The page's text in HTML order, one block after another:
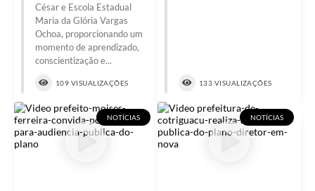
Telefones Úteis
Enquete
Agenda
César e Escola Estadual
Maria da Glória Vargas
Ochoa, proporcionando um
momento de aprendizado,
conscientização e...
109 VISUALIZAÇÕES 133 VISUALIZAÇÕES
NOTÍCIAS NOTÍCIAS